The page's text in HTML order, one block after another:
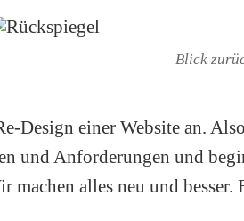
Blick
Design einer Website an.
und Anforderungen und
machen alles neu und